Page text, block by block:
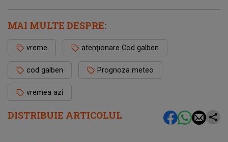
DISTRIBUIE ARTICOLUL
MAI MULTE DESPRE:
vreme atenţionare Cod galben
cod galben Prognoza meteo
vremea azi